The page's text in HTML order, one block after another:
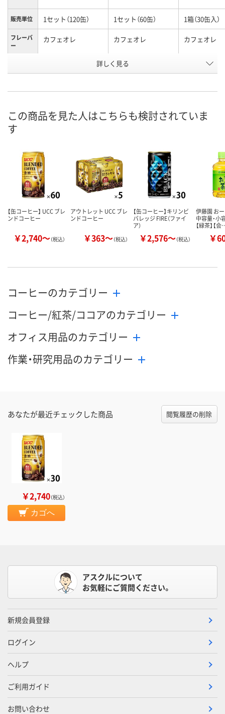
販売単位 1セット（120缶） 1セット（60缶） 1箱（30缶入）
フレーバ
ー
カフェオレ カフェオレ カフェオレ
E498918 E498915 E498913
在庫 4点 8点 あり
数量 数量
カゴへ カ
詳しく見る
この商品を見た人はこちらも検討されていま
す
【缶コーヒー】 UCC ブレ
ンドコーヒー
￥2,740～（税込）
アウトレット UCC ブレ
ンドコーヒー
￥363～（税込）
【缶コーヒー】キリンビ
バレッジ FIRE（ファイ
ア）
￥2,576～（税込）
伊藤園 お
中容量・小
【緑茶】【
￥
コーヒーのカテゴリー
コーヒー/紅茶/ココアのカテゴリー
オフィス用品のカテゴリー
作業・研究用品のカテゴリー
あなたが最近チェックした商品 閲覧履歴の削除
￥2,740（税込）
カゴへ
アスクルについて
お気軽にご質問ください。
新規会員登録
ログイン
ヘルプ
ご利用ガイド
お問い合わせ